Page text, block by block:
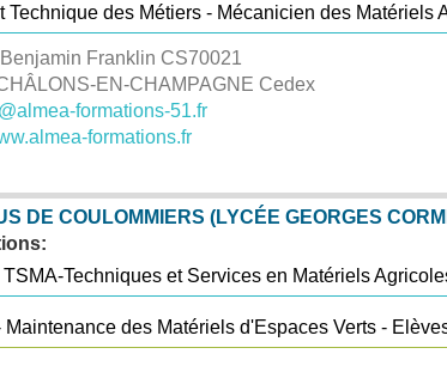
Technique des Métiers - Mécanicien des Matériels
Franklin CS70021
EN-CHAMPAGNE Cedex
formations-51.fr
formations.fr
DE COULOMMIERS (LYCÉE GEORGES
Techniques et Services en Matériels
Maintenance des Matériels d'Espaces Verts -